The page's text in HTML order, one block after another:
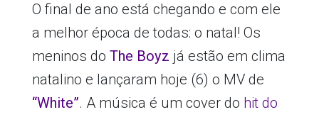
O final de ano está chegando e com ele
a melhor época de todas: o natal! Os
meninos do The Boyz já estão em clima
natalino e lançaram hoje (6) o MV de
“White”. A música é um cover do hit do